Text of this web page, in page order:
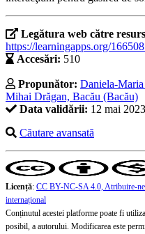
Legătura web către
https://learningapps.org/
Accesări: 510
Propunător: Daniela-Maria
Mihai Drăgan, Bacău (Bacău)
Data validării: 12 mai 2023
Căutare avansată
Licență: CC BY-NC-SA 4.0, Atribuire-
internațional
Conținutul acestei platforme poate fi
posibil, a autorului. Modificarea este